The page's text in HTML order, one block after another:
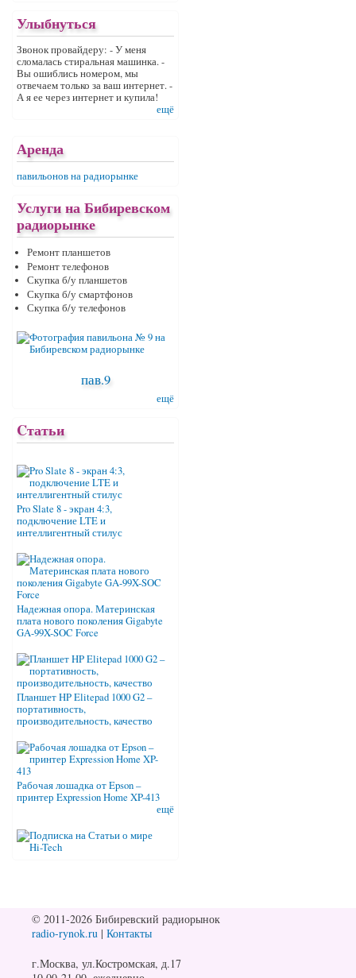
Улыбнуться
Звонок провайдеру: - У меня
сломалась стиральная машинка. -
Вы ошиблись номером, мы
отвечаем только за ваш интернет. -
А я ее через интернет и купила!
ещё
Аренда
павильонов на радиорынке
Услуги на Бибиревском
радиорынке
Ремонт планшетов
Ремонт телефонов
Скупка б/у планшетов
Скупка б/у смартфонов
Скупка б/у телефонов
пав.9
ещё
Cтатьи
Pro Slate 8 - экран 4:3,
подключение LTE и
интеллигентный стилус
Надежная опора. Материнская
плата нового поколения Gigabyte
GA-99X-SOC Force
Планшет HP Elitepad 1000 G2 –
портативность,
производительность, качество
Рабочая лошадка от Epson –
принтер Expression Home XP-413
ещё
© 2011-2026 Бибиревский радиорынок
radio-rynok.ru | Контакты
г.Москва, ул.Костромская, д.17